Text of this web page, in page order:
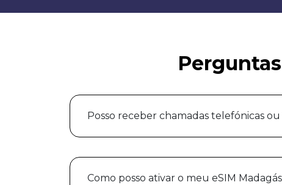
Posso receber chamadas telefónicas ou
Como posso ativar o meu eSIM